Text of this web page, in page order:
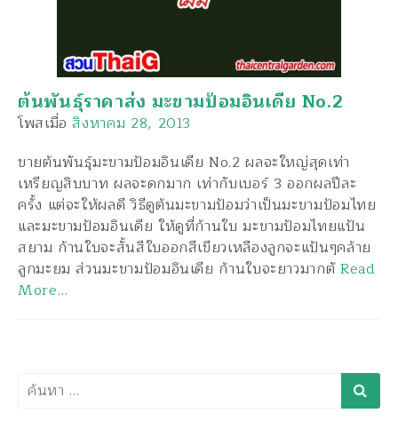
ต้นพันธุ์ราคาส่ง มะขามป้อมอินเดีย No.2
โพสเมื่อ สิงหาคม 28, 2013
ขายต้นพันธุ์มะขามป้อมอินเดีย No.2 ผลจะใหญ่สุดเท่า
เหรียญสิบบาท ผลจะดกมาก เท่ากับเบอร์ 3 ออกผลปีละ
ครั้ง แต่จะให้ผลดี วิธีดูต้นมะขามป้อมว่าเป็นมะขามป้อมไทย
และมะขามป้อมอินเดีย ให้ดูที่ก้านใบ มะขามป้อมไทยแป้น
สยาม ก้านใบจะสั้นสีใบออกสีเขียวเหลืองลูกจะแป้นๆคล้าย
ลูกมะยม ส่วนมะขามป้อมอินเดีย ก้านใบจะยาวมากตัRead
More…
ค้นหา